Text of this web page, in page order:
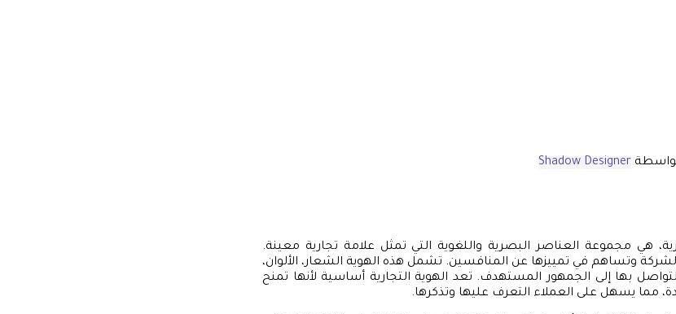
Shadow Designer
هي مجموعة العناصر البصرية واللغوية التي تمثل علامة تجارية معينة.
وتساهم في تمييزها عن المنافسين. تشمل هذه الهوية الشعار، الألوان،
بها إلى الجمهور المستهدف. تعد الهوية التجارية أساسية لأنها تمنح
مما يسهل على العملاء التعرف عليها وتذكرها.